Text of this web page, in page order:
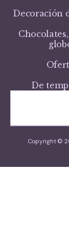
Decoración
De
Copyright ©